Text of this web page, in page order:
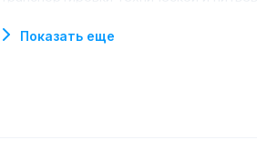
мелиорации, в качестве обсадных труб.
Показать еще